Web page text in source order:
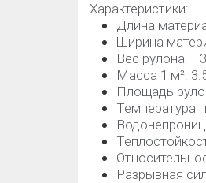
Характеристики:
Длина
Ширина
Вес рулона –
Масса 1 м²:
Площадь
Температура
Разрывная